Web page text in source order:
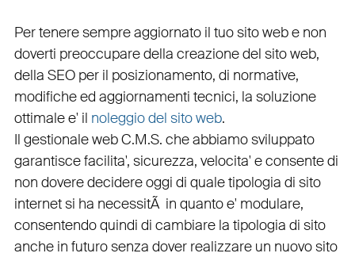
Per tenere sempre aggiornato il tuo sito web e non
doverti preoccupare della creazione del sito web,
della SEOper il posizionamento, di normative,
modifiche ed aggiornamenti tecnici, la soluzione
ottimale e' il noleggio del sito web.
Il gestionale web C.M.S. che abbiamo sviluppato
garantiscefacilita', sicurezza, velocita' e consente di
non dovere decidere oggi di quale tipologia di sito
internet si ha necessitÃ in quanto e' modulare,
consentendo quindi di cambiare la tipologia di sito
anche in futuro senza dover realizzare un nuovo sito